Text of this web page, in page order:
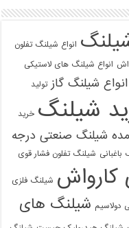
انواع شیلنگ تفلون
انواع شیلنگ های لاستیکی
انواع شیلنگ گاز تولید
شیلنگ خرید
شیلنگ صنعتی درجه
باغبانی شیلنگ تفلون فشار قوی
شیلنگ فلزی
دولاسیم شیلنگ های